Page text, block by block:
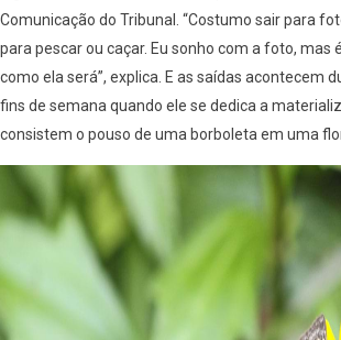
Comunicação do Tribunal. “Costumo sair para
para pescar ou caçar. Eu sonho com a foto, mas
como ela será”, explica. E as saídas acontecem
fins de semana quando ele se dedica a
consistem o pouso de uma borboleta em uma